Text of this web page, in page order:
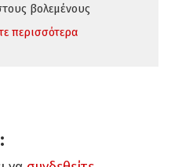
βολεμένους
περισσότερα